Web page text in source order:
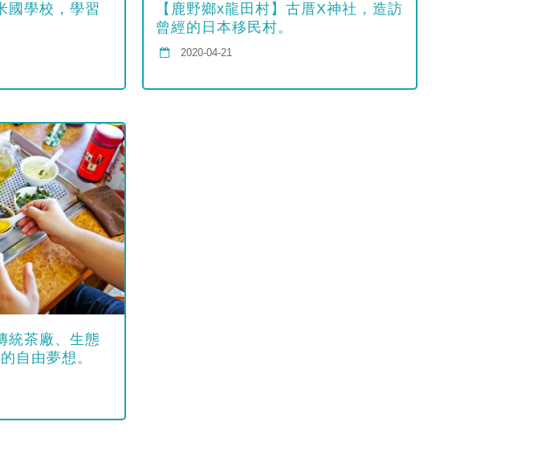
國學校，學習
【鹿野鄉x龍田村】古厝X神社，造訪
曾經的日本移民村。
2020-04-21
統茶廠、生態
自由夢想。